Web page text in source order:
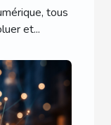
tous
et...